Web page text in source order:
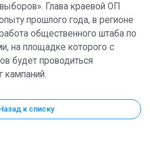
Глава краевой ОП
прошлого года, в регионе
общественного штаба по
на площадке которого с
будет проводиться
кампаний.
к списку